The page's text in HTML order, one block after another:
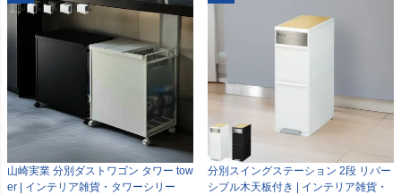
山崎実業 分別ダストワゴン タワー tow
er | インテリア雑貨・タワーシリー
分別スイングステーション 2段 リバー
シブル木天板付き | インテリア雑貨・